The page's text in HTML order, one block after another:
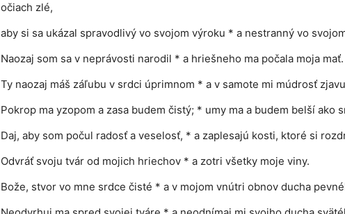
očiach zlé,
aby si sa ukázal spravodlivý vo svojom výroku * a nestranný vo
Naozaj som sa v neprávosti narodil * a hriešneho ma počala moja mať.
Ty naozaj máš záľubu v srdci úprimnom * a v samote mi múdrosť
Pokrop ma yzopom a zasa budem čistý; * umy ma a budem belší ako
Daj, aby som počul radosť a veselosť, * a zaplesajú kosti, ktoré si
Odvráť svoju tvár od mojich hriechov * a zotri všetky moje viny.
Bože, stvor vo mne srdce čisté * a v mojom vnútri obnov ducha